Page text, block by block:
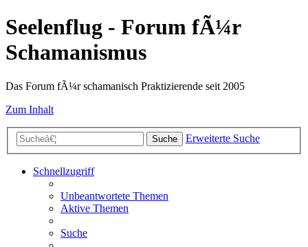
Seelenflug - Forum fÃ¼r
Schamanismus
Das Forum fÃ¼r schamanisch Praktizierende seit 2005
Zum Inhalt
Suche Erweiterte Suche
Schnellzugriff
Unbeantwortete Themen
Aktive Themen
Suche